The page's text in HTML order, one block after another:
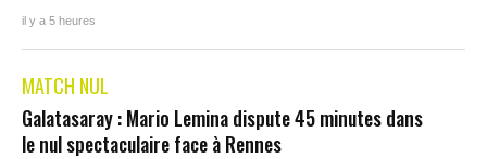
il y a 5 heures
MATCH NUL
Galatasaray : Mario Lemina dispute 45 minutes dans
le nul spectaculaire face à Rennes